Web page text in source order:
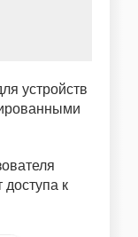
устройств
доступа к